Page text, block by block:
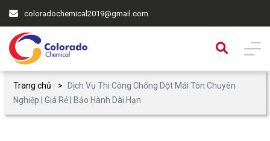
coloradochemical2019@gmail.com
Trang chủ
Dịch Vụ Thi Công Chống Dột Mái Tôn Chuyên
Nghiệp | Giá Rẻ | Bảo Hành Dài Hạn